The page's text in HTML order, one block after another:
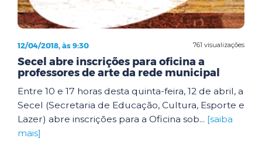
761 visualizações
12/04/2018, às 9:30
Secel abre inscrições para oficina a
professores de arte da rede municipal
Entre 10 e 17 horas desta quinta-feira, 12 de abril, a
Secel (Secretaria de Educação, Cultura, Esporte e
Lazer) abre inscrições para a Oficina sob... [saiba
mais]